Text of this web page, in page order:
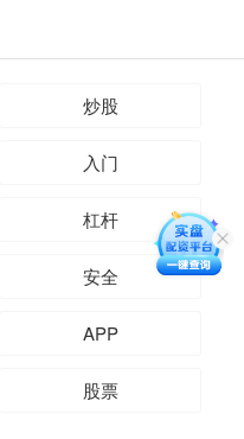
炒股
入门
杠杆
安全
APP
股票